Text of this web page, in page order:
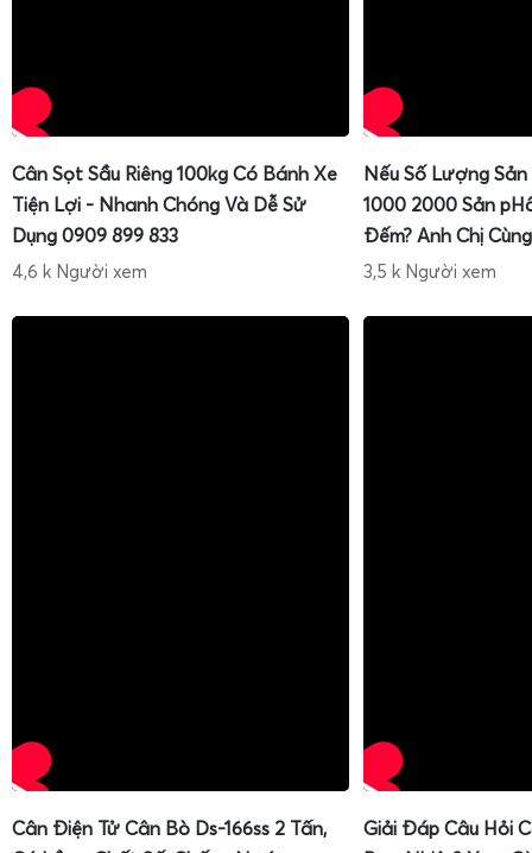
Cân Sọt Sầu Riêng 100kg Có Bánh Xe
Tiện Lợi - Nhanh Chóng Và Dễ Sử
Dụng 0909 899 833
4,6 k Người xem
Nếu Số Lượng
1000 2000 Sản
Đếm? Anh Chị
3,5 k Người xem
Cân Điện Tử Cân Bò Ds-166ss 2 Tấn,
Giải Đáp Câu Hỏi